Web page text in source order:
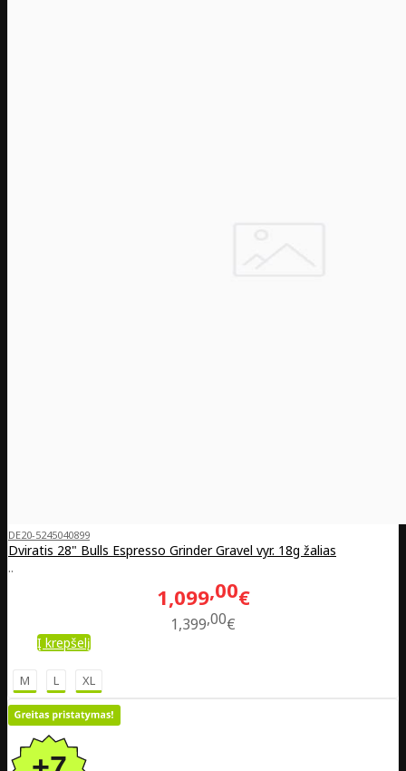
DE20-5245040899
Dviratis 28" Bulls Espresso Grinder Gravel vyr. 18g žalias
..
1,099 00€
1,399 00€
Į krepšelį
M L XL